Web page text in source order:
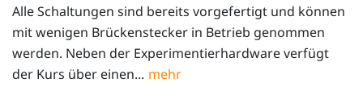
Alle Schaltungen sind bereits vorgefertigt und können
mit wenigen Brückenstecker in Betrieb genommen
werden. Neben der Experimentierhardware verfügt
der Kurs über einen...